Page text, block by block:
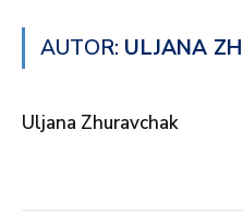
AUTOR: ULJANA
Uljana Zhuravchak